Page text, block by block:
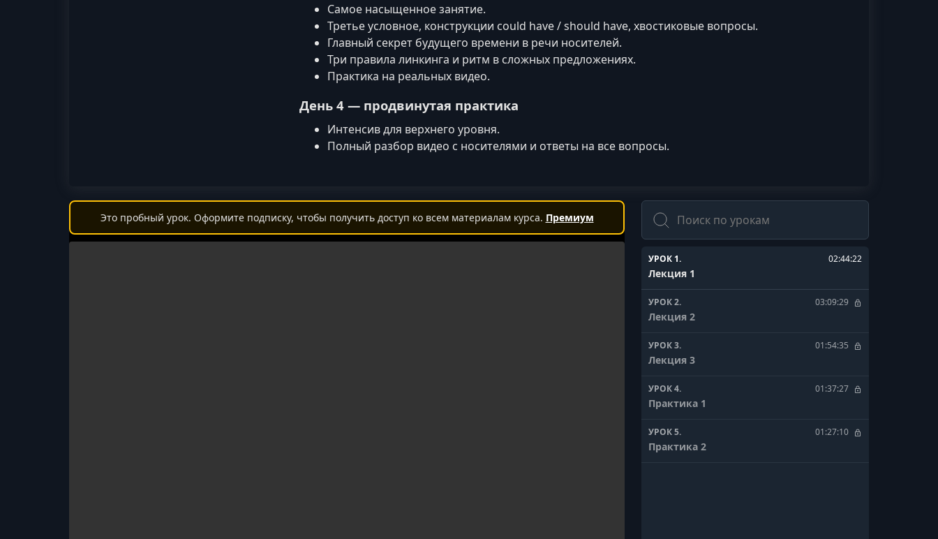
Самое насыщенное занятие.
Третье условное, конструкции could have / should have, хвостиковые вопросы.
Главный секрет будущего времени в речи носителей.
Три правила линкинга и ритм в сложных предложениях.
Практика на реальных видео.
День 4 — продвинутая практика
Интенсив для верхнего уровня.
Полный разбор видео с носителями и ответы на все вопросы.
Это пробный урок. Оформите подписку, чтобы получить доступ ко всем материалам курса. Премиум
Поиск
УРОК 1. 02:44:22
Лекция 1
УРОК 2. 03:09:29
Лекция 2
УРОК 3. 01:54:35
Лекция 3
УРОК 4. 01:37:27
Практика 1
УРОК 5. 01:27:10
Практика 2